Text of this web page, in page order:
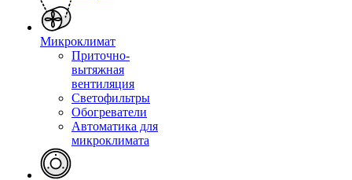
Микроклимат
Приточно-
вытяжная
вентиляция
Светофильтры
Обогреватели
Автоматика для
микроклимата